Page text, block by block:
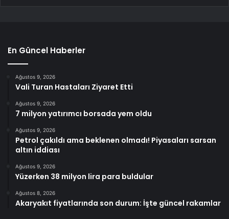
En Güncel Haberler
Ağustos 9, 2026
Vali Turan Hastaları Ziyaret Etti
Ağustos 9, 2026
7 milyon yatırımcı borsada yem oldu
Ağustos 9, 2026
Petrol çakıldı ama beklenen olmadı! Piyasaları sarsan
altın iddiası
Ağustos 9, 2026
Yüzerken 38 milyon lira para buldular
Ağustos 8, 2026
Akaryakıt fiyatlarında son durum: İşte güncel rakamlar